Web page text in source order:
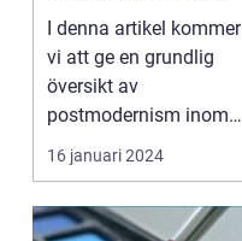
mångfacetterad
rörelse som har
haft en stor
inverkan på
konstvärlden
under de senaste
decennierna
I denna artikel kommer
vi att ge en grundlig
översikt av
postmodernism inom
konsten, presentera
olik...
16 januari 2024